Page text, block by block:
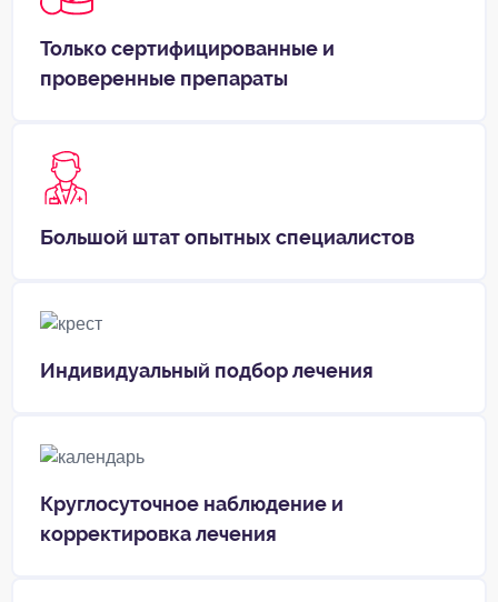
Только сертифицированные и
проверенные препараты
Большой штат опытных специалистов
Индивидуальный подбор лечения
Круглосуточное наблюдение и
корректировка лечения